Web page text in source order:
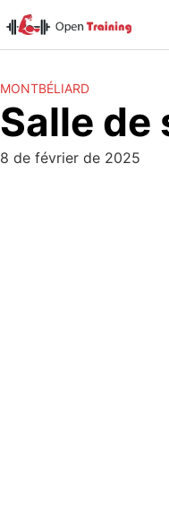
MONTBÉLIARD
Salle de
8 de février de 2025